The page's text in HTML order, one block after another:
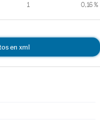
1 0,16 %
en xml